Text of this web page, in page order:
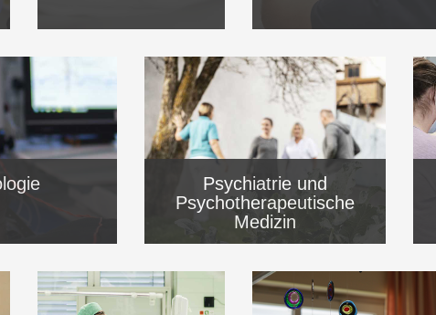
Psychiatrie und
Psychotherapeutische
Medizin